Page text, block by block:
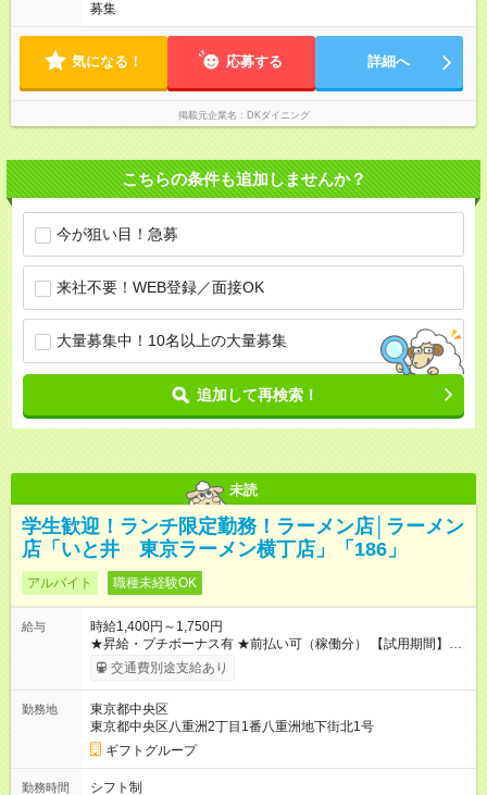
募集
気になる！ 応募する 詳細へ
掲載元企業名 DKダイニング
こちらの条件も追加しませんか？
今が狙い目！急募
来社不要！WEB登録／面接OK
大量募集中！10名以上の大量募集
追加して再検索！
未読
学生歓迎！ランチ限定勤務！ラーメン店│ラーメン
店「いと井 東京ラーメン横丁店」「186」
アルバイト 職種未経験OK
給与
時給1,400円～1,750円
★昇給・プチボーナス有 ★前払い可（稼働分） 【試用期間】試
用期間なし
交通費別途支給あり
勤務地
東京都中央区
東京都中央区八重洲2丁目1番八重洲地下街北1号
ギフトグループ
勤務時間 シフト制